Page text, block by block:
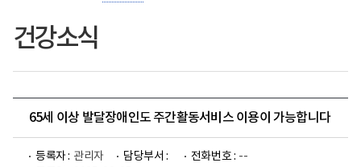
건강소식
65세 이상 발달장애인도 주간활동서비스 이용이 가능합니다
등록자 : 관리자 담당부서 : 전화번호 : --